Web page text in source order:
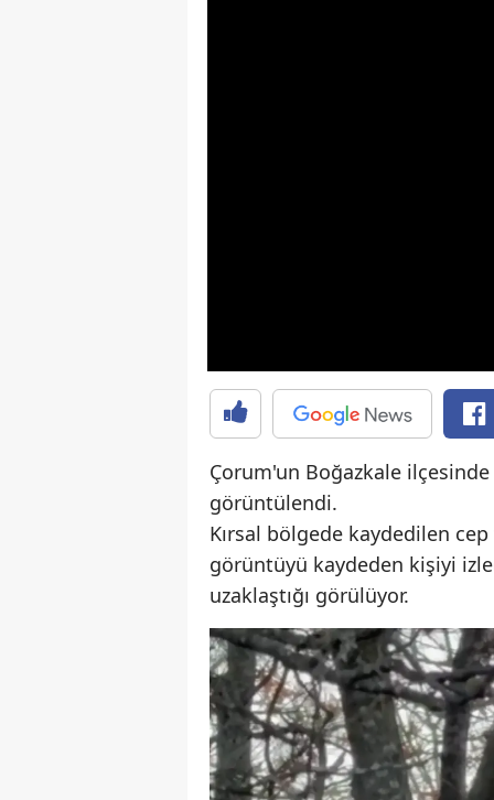
Çorum'un Boğazkale
görüntülendi.
Kırsal bölgede kaydedilen
görüntüyü kaydeden kişiyi
uzaklaştığı görülüyor.